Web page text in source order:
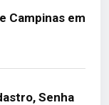
Campinas em
Senha